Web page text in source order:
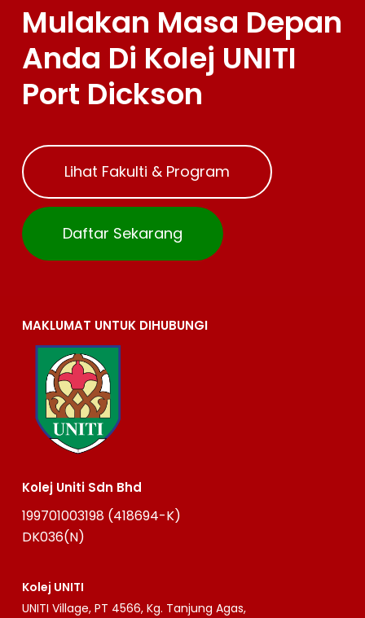
Mulakan Masa Depan
Anda Di Kolej UNITI
Port Dickson
Lihat Fakulti & Program
Daftar Sekarang
MAKLUMAT UNTUK DIHUBUNGI
Kolej Uniti Sdn Bhd
199701003198 (418694-K)
DK036(N)
Kolej UNITI
UNITI Village, PT 4566, Kg. Tanjung Agas,